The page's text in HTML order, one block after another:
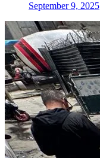
September 9, 2025